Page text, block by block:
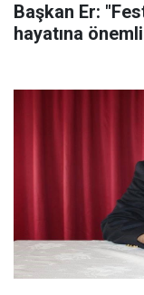
Başkan Er:
hayatına